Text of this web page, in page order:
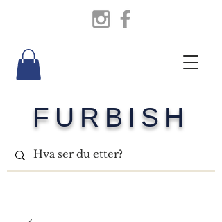
FURBISH